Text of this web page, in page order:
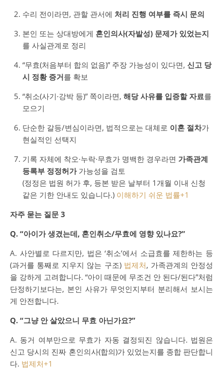
수리 전이라면, 관할 관서에 처리 진행 여부를 즉시 문의
본인 또는 상대방에게 혼인의사(자발성) 문제가 있었는지
를 사실관계로 정리
“무효(처음부터 합의 없음)” 주장 가능성이 있다면, 신고 당
시 정황 증거를 확보
“취소(사기·강박 등)” 쪽이라면, 해당 사유를 입증할 자료를
모으기
단순한 갈등/변심이라면, 법적으로는 대체로 이혼 절차가
현실적인 선택지
기록 자체에 착오·누락·무효가 명백한 경우라면 가족관계
등록부 정정허가가능성을 검토
(정정은 법원 허가 후, 등본 받은 날부터 1개월 이내 신청
같은 기한 안내도 있습니다.) 이해하기 쉬운 법률+1
자주 묻는 질문 3
Q. “아이가 생겼는데, 혼인취소/무효에 영향 있나요?”
A. 사안별로 다르지만, 법은 ‘취소’에서 소급효를 제한하는 등
(과거를 통째로 지우지 않는 구조) 법제처, 가족관계의 안정성
을 강하게 고려합니다. “아이 때문에 무조건 안 된다/된다”처럼
단정하기보다는, 본인 사유가 무엇인지부터 분리해서 보시는
게 안전합니다.
Q. “그냥 안 살았으니 무효 아닌가요?”
A. 동거 여부만으로 무효가 자동 결정되진 않습니다. 법원은
신고 당시의 진짜 혼인의사(합의)가 있었는지를 종합 판단합니
다. 법제처+1